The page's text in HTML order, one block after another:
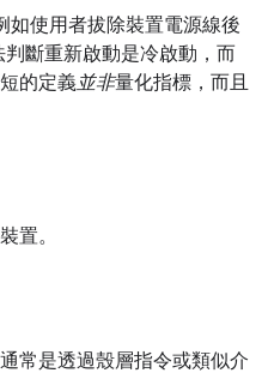
如使用者拔除裝置電源線後
斷重新啟動是冷啟動，而
的定義並非量化指標，而且
置。
常是透過殼層指令或類似介